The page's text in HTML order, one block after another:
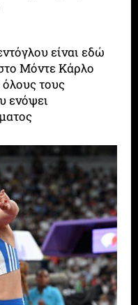
είναι εδώ
Μόντε Κάρλο
όλους τους
ενόψει